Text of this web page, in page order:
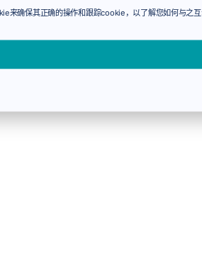
来确保其正确的操作和跟踪cookie，以了解您如何与之